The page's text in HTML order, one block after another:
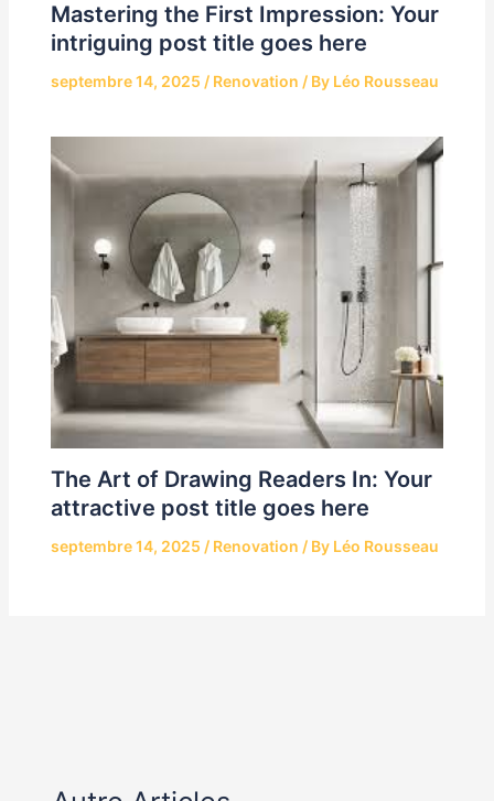
Mastering the First Impression: Your
intriguing post title goes here
septembre 14, 2025 / Renovation / By Léo Rousseau
The Art of Drawing Readers In: Your
attractive post title goes here
septembre 14, 2025 / Renovation / By Léo Rousseau